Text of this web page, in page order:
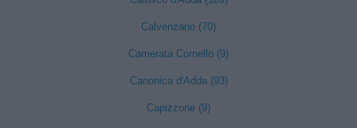
Calvenzano (70)
Camerata Cornello (9)
Canonica d'Adda (93)
Capizzone (9)